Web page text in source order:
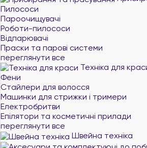
Пилососи
Пароочищувачі
Роботи-пилососи
Відпарювачі
Праски та парові системи
переглянути все
Техніка для
Фени
Стайлери для волосся
Машинки для стрижки і тримери
Електробритви
Епілятори та косметичні прилади
переглянути все
Швейна техніка